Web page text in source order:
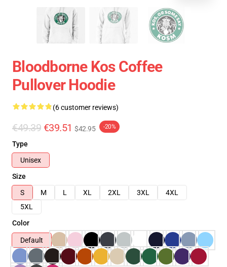
Bloodborne Kos Coffee
Pullover Hoodie
(6 customer reviews)
€49.39 €39.51 $42.95 -20%
Type
Unisex
Size
S
M L XL 2XL 3XL
4XL
5XL
Color
Default